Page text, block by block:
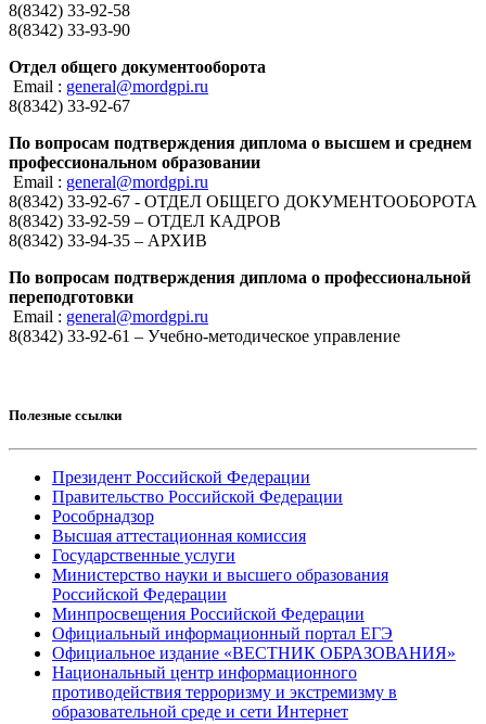
8(8342) 33-92-58
8(8342) 33-93-90
Отдел общего документооборота
Email : general@mordgpi.ru
8(8342) 33-92-67
По вопросам подтверждения диплома о высшем и среднем
профессиональном образовании
Email : general@mordgpi.ru
8(8342) 33-92-67 - ОТДЕЛ ОБЩЕГО ДОКУМЕНТООБОРОТА
8(8342) 33-92-59 – ОТДЕЛ КАДРОВ
8(8342) 33-94-35 – АРХИВ
По вопросам подтверждения диплома о профессиональной
переподготовки
Email : general@mordgpi.ru
8(8342) 33-92-61 – Учебно-методическое управление
Полезные ссылки
Президент Российской Федерации
Правительство Российской Федерации
Рособрнадзор
Высшая аттестационная комиссия
Государственные услуги
Министерство науки и высшего образования
Российской Федерации
Минпросвещения Российской Федерации
Официальный информационный портал ЕГЭ
Официальное издание «ВЕСТНИК ОБРАЗОВАНИЯ»
Национальный центр информационного
противодействия терроризму и экстремизму в
образовательной среде и сети Интернет